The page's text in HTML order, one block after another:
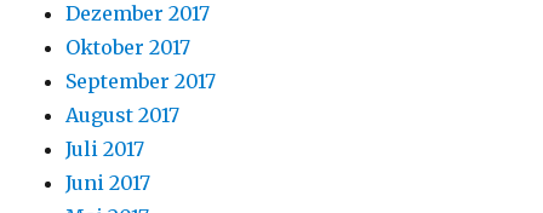
Dezember 2017
Oktober 2017
September 2017
August 2017
Juli 2017
Juni 2017